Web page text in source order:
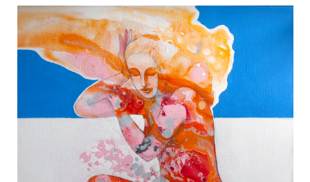
Ходынский бульвар 20А, YOLKA art
Посещение галереи только
по предварительной записи
Контакты
yolka.art@gmail.com
+7 977 550 55 22